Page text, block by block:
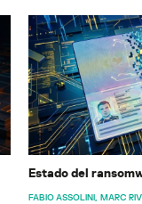
Estado del
FABIO ASSOLINI MARC